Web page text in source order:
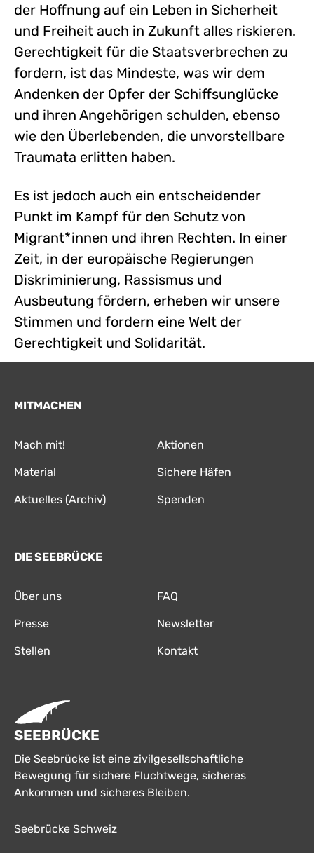
der Hoffnung auf ein Leben in Sicherheit
und Freiheit auch in Zukunft alles riskieren.
Gerechtigkeit für die Staatsverbrechen zu
fordern, ist das Mindeste, was wir dem
Andenken der Opfer der Schiffsunglücke
und ihren Angehörigen schulden, ebenso
wie den Überlebenden, die unvorstellbare
Traumata erlitten haben.
Es ist jedoch auch ein entscheidender
Punkt im Kampf für den Schutz von
Migrant*innen und ihren Rechten. In einer
Zeit, in der europäische Regierungen
Diskriminierung, Rassismus und
Ausbeutung fördern, erheben wir unsere
Stimmen und fordern eine Welt der
Gerechtigkeit und Solidarität.
MITMACHEN
Mach mit! Aktionen
Material Sichere Häfen
Aktuelles (Archiv) Spenden
DIE SEEBRÜCKE
Über uns FAQ
Presse Newsletter
Stellen Kontakt
SEEBRÜCKE
Die Seebrücke ist eine zivilgesellschaftliche
Bewegung für sichere Fluchtwege, sicheres
Ankommen und sicheres Bleiben.
Seebrücke Schweiz